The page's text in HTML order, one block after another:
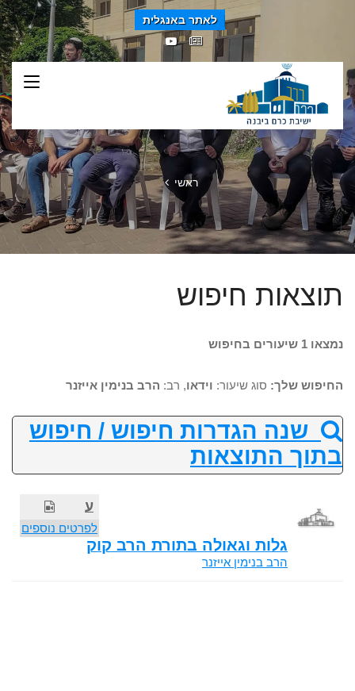
לאתר באנגלית
ראשי
תוצאות חיפוש
נמצאו 1 שיעורים בחיפוש
החיפוש שלך: סוג שיעור: וידאו, רב: הרב בנימין אייזנר
שנה הגדרות חיפוש / חיפוש
בתוך התוצאות
ע
לפרטים נוספים
גלות וגאולה בתורת הרב קוק
הרב בנימין אייזנר